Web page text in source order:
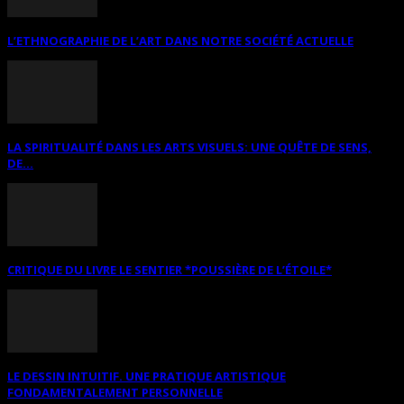
L’ETHNOGRAPHIE DE L’ART DANS NOTRE SOCIÉTÉ ACTUELLE
LA SPIRITUALITÉ DANS LES ARTS VISUELS: UNE QUÊTE DE SENS,
DE...
CRITIQUE DU LIVRE LE SENTIER *POUSSIÈRE DE L’ÉTOILE*
LE DESSIN INTUITIF. UNE PRATIQUE ARTISTIQUE
FONDAMENTALEMENT PERSONNELLE